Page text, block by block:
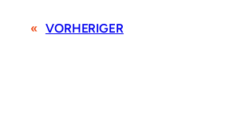
« VORHERIGER